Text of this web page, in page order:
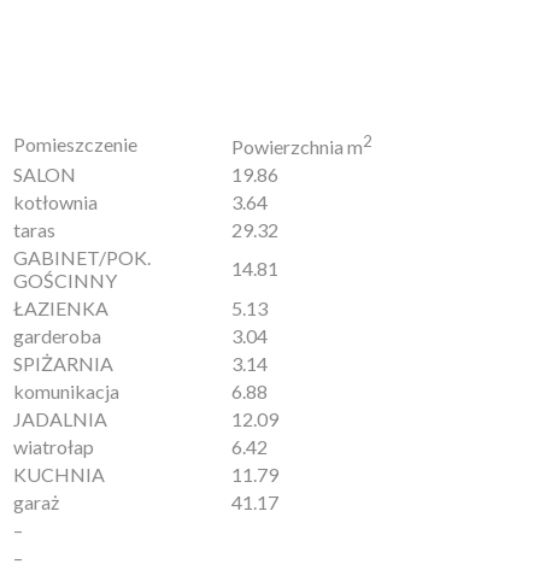
Pomieszczenie Powierzchnia m2
SALON
19.86
kotłownia
3.64
taras
29.32
GABINET/POK.
GOŚCINNY
14.81
ŁAZIENKA
5.13
garderoba
3.04
SPIŻARNIA
3.14
komunikacja
6.88
JADALNIA
12.09
wiatrołap
6.42
KUCHNIA
11.79
garaż
41.17
–
–